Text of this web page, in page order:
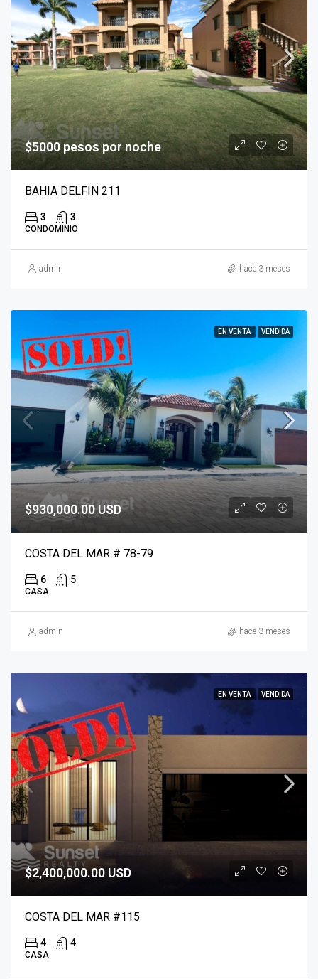
$5000 pesos por noche
BAHIA DELFIN 211
3 3
CONDOMINIO
admin hace 3 meses
EN VENTA VENDIDA
$930,000.00 USD
COSTA DEL MAR # 78-79
6 5
CASA
admin hace 3 meses
EN VENTA VENDIDA
$2,400,000.00 USD
COSTA DEL MAR #115
4 4
CASA